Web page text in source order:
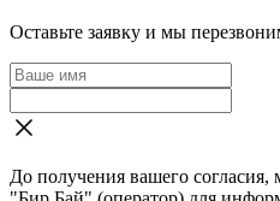
Оставьте заявку и мы
До получения вашего